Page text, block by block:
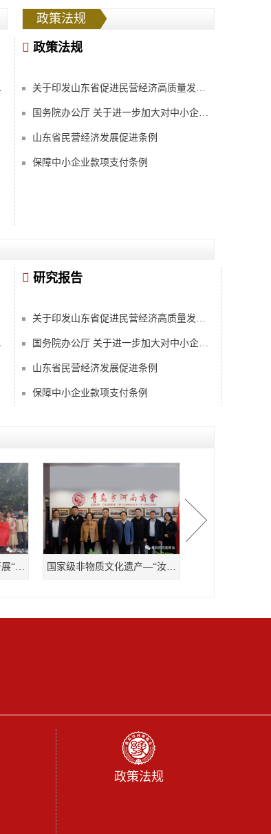
政策法规
政策法规
山东省民营经济发展促进条例
保障中小企业款项支付条例
研究报告
山东省民营经济发展促进条例
保障中小企业款项支付条例
政策法规